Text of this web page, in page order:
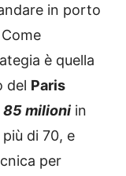
in porto
è quella
del Paris
85 milioni in
di 70, e
per